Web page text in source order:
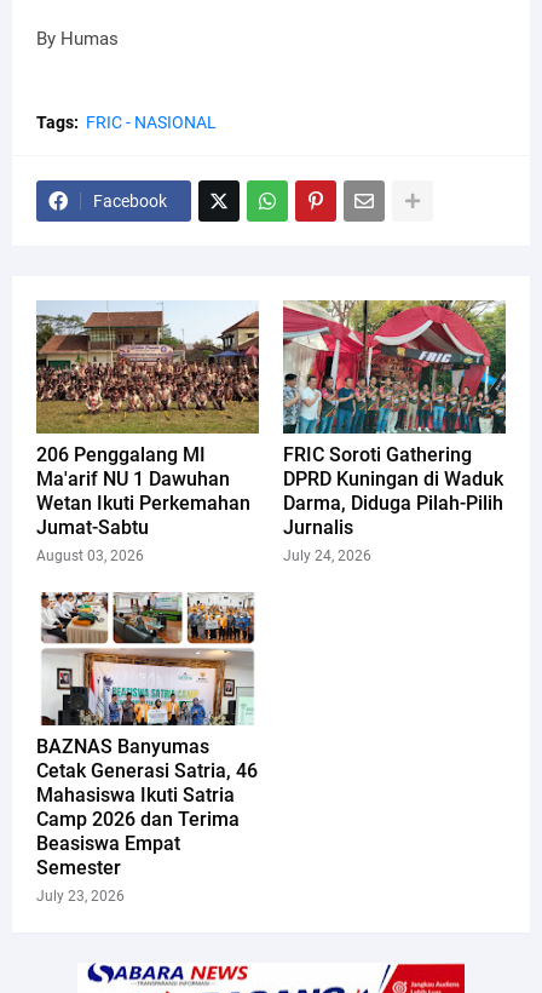
By Humas
Tags: FRIC - NASIONAL
Facebook
206 Penggalang MI
Ma'arif NU 1 Dawuhan
Wetan Ikuti Perkemahan
Jumat-Sabtu
August 03, 2026
FRIC Soroti Gathering
DPRD Kuningan di Waduk
Darma, Diduga Pilah-Pilih
Jurnalis
July 24, 2026
​BAZNAS Banyumas
Cetak Generasi Satria, 46
Mahasiswa Ikuti Satria
Camp 2026 dan Terima
Beasiswa Empat
Semester
July 23, 2026